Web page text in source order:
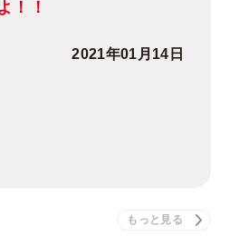
！！
2021年01月14日